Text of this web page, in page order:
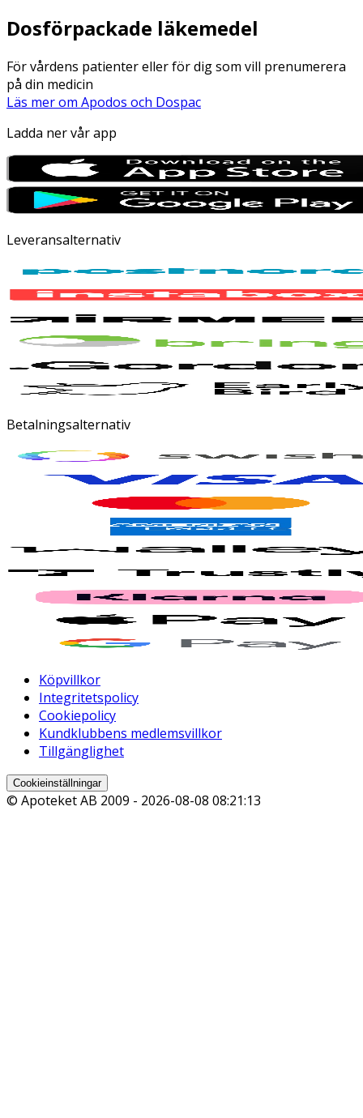
Dosförpackade läkemedel
För vårdens patienter eller för dig som vill prenumerera
på din medicin
Läs mer om Apodos och Dospac
Ladda ner vår app
Leveransalternativ
Betalningsalternativ
Köpvillkor
Integritetspolicy
Cookiepolicy
Kundklubbens medlemsvillkor
Tillgänglighet
Cookieinställningar
© Apoteket AB 2009 - 2026-08-08 08:21:13